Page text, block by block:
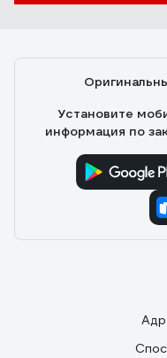
Установите
информация по